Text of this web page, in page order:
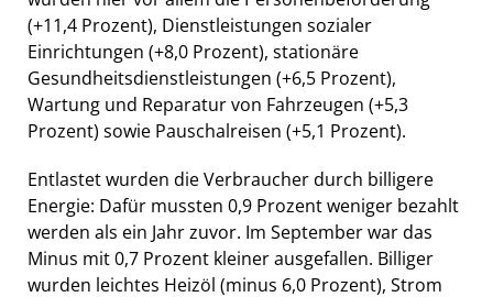
(+11,4 Prozent), Dienstleistungen sozialer
Einrichtungen (+8,0 Prozent), stationäre
Gesundheitsdienstleistungen (+6,5 Prozent),
Wartung und Reparatur von Fahrzeugen (+5,3
Prozent) sowie Pauschalreisen (+5,1 Prozent).
Entlastet wurden die Verbraucher durch billigere
Energie: Dafür mussten 0,9 Prozent weniger bezahlt
werden als ein Jahr zuvor. Im September war das
Minus mit 0,7 Prozent kleiner ausgefallen. Billiger
wurden leichtes Heizöl (minus 6,0 Prozent), Strom